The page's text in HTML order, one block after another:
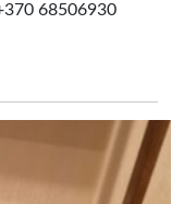
68506930